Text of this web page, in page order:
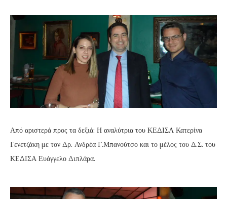
Από αριστερά προς τα δεξιά: Η αναλύτρια του ΚΕΔΙΣΑ Κατερίνα
Γενετζάκη με τον Δρ. Ανδρέα Γ.Μπανούτσο και το μέλος του Δ.Σ. του
ΚΕΔΙΣΑ Ευάγγελο Διπλάρα.